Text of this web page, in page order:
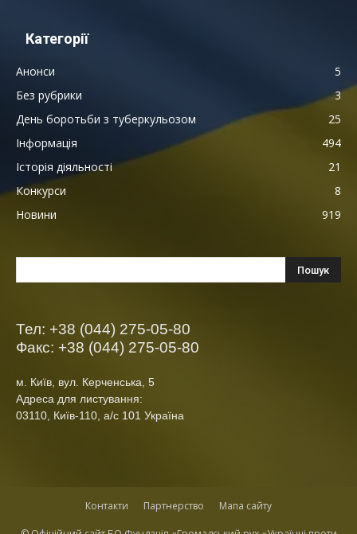
Категорії
Анонси
5
Без рубрики
3
День боротьби з туберкульозом
25
Інформація
494
Історія діяльності
21
Конкурси
8
Новини
919
Тел: +38 (044) 275-05-80
Факс: +38 (044) 275-05-80
м. Київ, вул. Керченська, 5
Адреса для листування:
03110, Київ-110, а/с 101 Україна
Контакти Партнерство Мапа сайту